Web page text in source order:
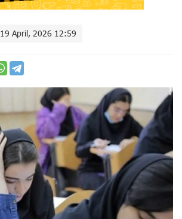
19 April, 2026 12:59